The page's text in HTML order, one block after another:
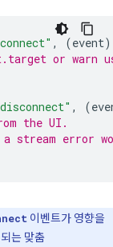
, (event)
or
, (
the UI.
error
이벤트가 영향을
는 맞춤